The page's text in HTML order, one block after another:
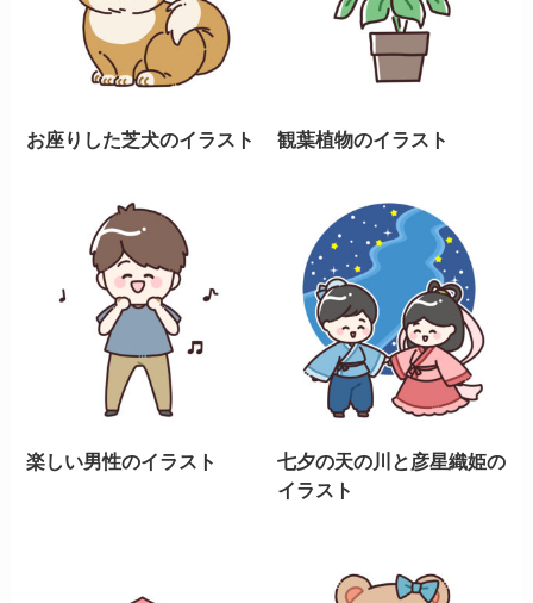
お座りした芝犬のイラスト 観葉植物のイラスト
楽しい男性のイラスト
七夕の天の川と彦星織姫の
イラスト